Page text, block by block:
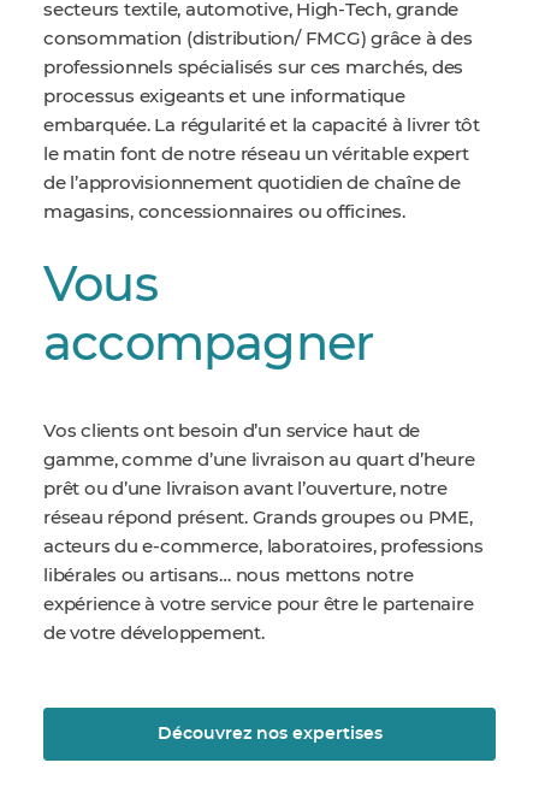
secteurs textile, automotive, High-Tech, grande
consommation (distribution/ FMCG) grâce à des
professionnels spécialisés sur ces marchés, des
processus exigeants et une informatique
embarquée. La régularité et la capacité à livrer tôt
le matin font de notre réseau un véritable expert
de l’approvisionnement quotidien de chaîne de
magasins, concessionnaires ou officines.
Vous
accompagner
Vos clients ont besoin d’un service haut de
gamme, comme d’une livraison au quart d’heure
prêt ou d’une livraison avant l’ouverture, notre
réseau répond présent. Grands groupes ou PME,
acteurs du e-commerce, laboratoires, professions
libérales ou artisans… nous mettons notre
expérience à votre service pour être le partenaire
de votre développement.
Découvrez nos expertises